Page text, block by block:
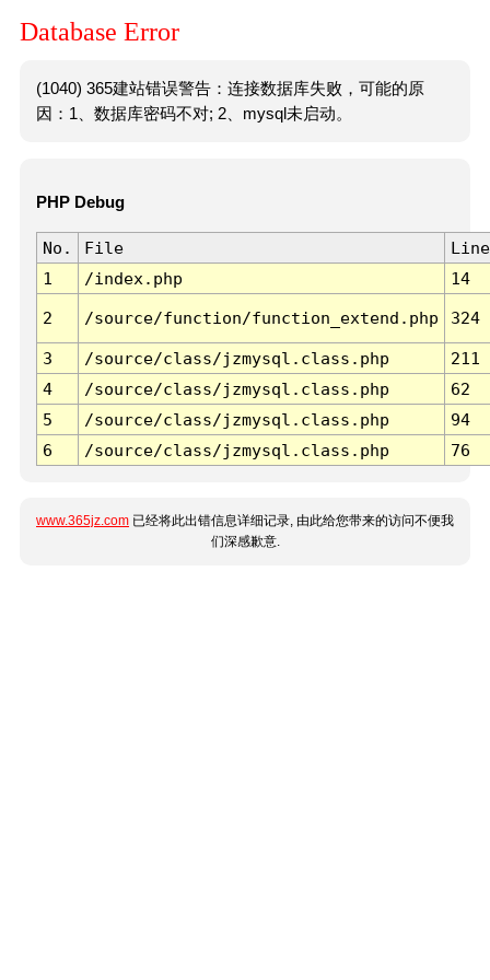
Database Error
(1040) 365建站错误警告：连接数据库失败，可能的原
因：1、数据库密码不对; 2、mysql未启动。
PHP Debug
No. File
Line
1
/index.php 14
2 /source/function/function_extend.php 324
3 /source/class/jzmysql.class.php
211
4
/source/class/jzmysql.class.php
62
5
/source/class/jzmysql.class.php
94
6
/source/class/jzmysql.class.php 76
www.365jz.com 已经将此出错信息详细记录, 由此给您带来的访问不便我
们深感歉意.